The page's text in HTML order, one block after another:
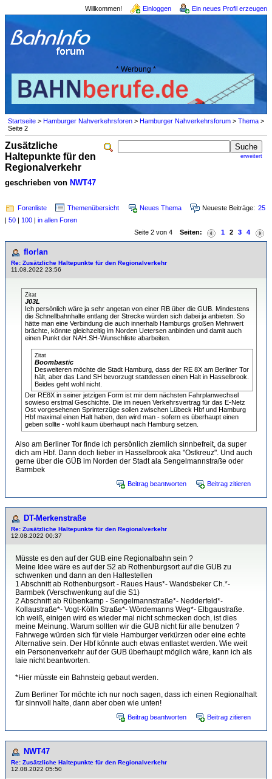
Willkommen! Einloggen Ein neues Profil erzeugen
* Werbung *
Startseite > Hamburger Nahverkehrsforen > Hamburger Nahverkehrsforum > Thema >
Seite 2
erweitert
Zusätzliche
Haltepunkte für den
Regionalverkehr
geschrieben von NWT47
Forenliste Themenübersicht Neues Thema Neueste Beiträge: 25
| 50 | 100 | in allen Foren
Seite 2 von 4 Seiten: 1 2 3 4
flor!an
Re: Zusätzliche Haltepunkte für den Regionalverkehr
11.08.2022 23:56
Zitat
J03L
Ich persönlich wäre ja sehr angetan von einer RB über die GUB. Mindestens
die Schnellbahnhalte entlang der Strecke würden sich dabei ja anbieten. So
hätte man eine Verbindung die auch innerhalb Hamburgs großen Mehrwert
brächte, könnte gleichzeitig im Norden Uetersen anbinden und damit auch
einen Punkt der NAH.SH-Wunschliste abarbeiten.
Zitat
Boombastic
Desweiteren möchte die Stadt Hamburg, dass der RE 8X am Berliner Tor
hält, aber das Land SH bevorzugt stattdessen einen Halt in Hasselbrook.
Beides geht wohl nicht.
Der RE8X in seiner jetzigen Form ist mir dem nächsten Fahrplanwechsel
sowieso erstmal Geschichte. Die im neuen Verkehrsvertrag für das E-Netz
Ost vorgesehenen Sprinterzüge sollen zwischen Lübeck Hbf und Hamburg
Hbf maximal einen Halt haben, den wird man - sofern es überhaupt einen
geben sollte - wohl kaum überhaupt nach Hamburg setzen.
Also am Berliner Tor finde ich persönlich ziemlich sinnbefreit, da super
dich am Hbf. Dann doch lieber in Hasselbrook aka "Ostkreuz". Und auch
gerne über die GÜB im Norden der Stadt ala Sengelmannstraße oder
Barmbek
Beitrag beantworten Beitrag zitieren
DT-Merkenstraße
Re: Zusätzliche Haltepunkte für den Regionalverkehr
12.08.2022 00:37
Müsste es den auf der GUB eine Regionalbahn sein ?
Meine Idee wäre es auf der S2 ab Rothenburgsort auf die GUB zu
schwenken und dann an den Haltestellen
1 Abschnitt ab Rothenburgsort - Raues Haus*- Wandsbeker Ch.*-
Barmbek (Verschwenkung auf die S1)
2 Abschnitt ab Rübenkamp - Sengelmannstraße*- Nedderfeld*-
Kollaustraße*- Vogt-Kölln Straße*- Wördemanns Weg*- Elbgaustraße.
Ich weiß, einigen wird es wieder mal nicht schmecken doch, ist dies
meine Meinung. Warum sollten wir die GUB nicht für alle benutzen ?
Fahrwege würden sich für viele Hamburger verkürzen oder eine echte
Alternative sein. Der Hbf könnte auch etwas entlastet werden. Wie weit
ein Personenverkehr auf der GUB überhaupt möglich wäre, kann ich als
laie nicht beantworten.
*Hier müsste ein Bahnsteig gebaut werden.
Zum Berliner Tor möchte ich nur noch sagen, dass ich einen Regionalhalt
für sinnvoll halte, dann aber oben wie unten!
Beitrag beantworten Beitrag zitieren
NWT47
Re: Zusätzliche Haltepunkte für den Regionalverkehr
12.08.2022 05:50